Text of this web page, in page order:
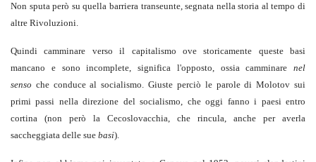
Non sputa però su quella barriera transeunte, segnata nella storia al tempo di
altre Rivoluzioni.
Quindi camminare verso il capitalismo ove storicamente queste basi
mancano e sono incomplete, significa l'opposto, ossia camminare nel
senso che conduce al socialismo. Giuste perciò le parole di Molotov sui
primi passi nella direzione del socialismo, che oggi fanno i paesi entro
cortina (non però la Cecoslovacchia, che rincula, anche per averla
saccheggiata delle sue basi).